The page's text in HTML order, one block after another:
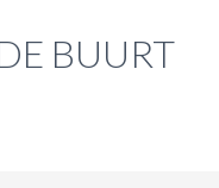
BUURT